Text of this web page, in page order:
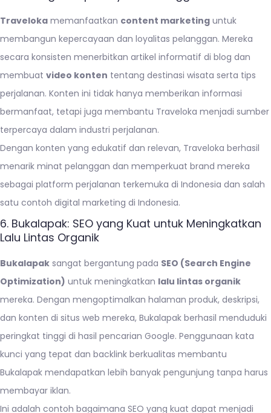
Traveloka memanfaatkan content marketing untuk
membangun kepercayaan dan loyalitas pelanggan. Mereka
secara konsisten menerbitkan artikel informatif di blog dan
membuat video konten tentang destinasi wisata serta tips
perjalanan. Konten ini tidak hanya memberikan informasi
bermanfaat, tetapi juga membantu Traveloka menjadi sumber
terpercaya dalam industri perjalanan.
Dengan konten yang edukatif dan relevan, Traveloka berhasil
menarik minat pelanggan dan memperkuat brand mereka
sebagai platform perjalanan terkemuka di Indonesia dan salah
satu contoh digital marketing di Indonesia.
6. Bukalapak: SEO yang Kuat untuk Meningkatkan
Lalu Lintas Organik
Bukalapak sangat bergantung pada SEO (Search Engine
Optimization) untuk meningkatkan lalu lintas organik
mereka. Dengan mengoptimalkan halaman produk, deskripsi,
dan konten di situs web mereka, Bukalapak berhasil menduduki
peringkat tinggi di hasil pencarian Google. Penggunaan kata
kunci yang tepat dan backlink berkualitas membantu
Bukalapak mendapatkan lebih banyak pengunjung tanpa harus
membayar iklan.
Ini adalah contoh bagaimana SEO yang kuat dapat menjadi